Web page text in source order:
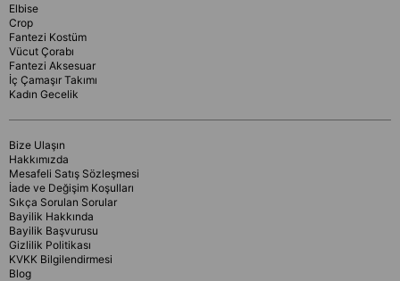
Elbise
Crop
Fantezi Kostüm
Vücut Çorabı
Fantezi Aksesuar
İç Çamaşır Takımı
Kadın Gecelik
Bize Ulaşın
Hakkımızda
Mesafeli Satış Sözleşmesi
İade ve Değişim Koşulları
Sıkça Sorulan Sorular
Bayilik Hakkında
Bayilik Başvurusu
Gizlilik Politikası
KVKK Bilgilendirmesi
Blog